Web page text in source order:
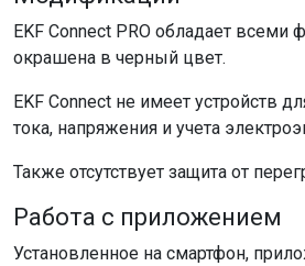
EKF Connect PRO обладает всеми
окрашена в черный цвет.
EKF Connect не имеет устройств
тока, напряжения и учета
Также отсутствует защита от
Работа с приложением
Установленное на смартфон,